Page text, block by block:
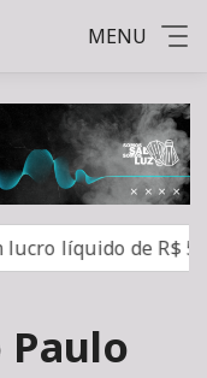
MENU
de R$ 52,4 bi
Paulo